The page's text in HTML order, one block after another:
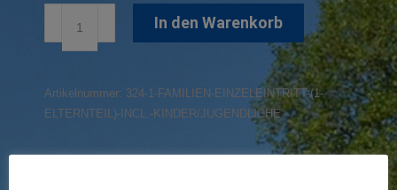
Elternteil)
incl.
Menge
In den Warenkorb
Artikelnummer: 324-1-FAMILIEN-EINZELEINTRITT-(1-
ELTERNTEIL)-INCL.-KINDER/JUGENDLICHE